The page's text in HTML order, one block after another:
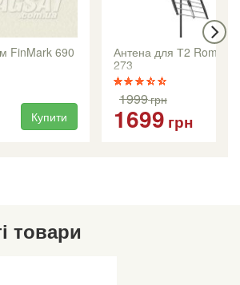
FinMark 690
Купити
Антена для Т2 Romsat
273
1999грн
1699 грн
товари